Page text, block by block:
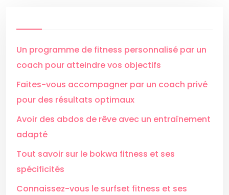
Un programme de fitness personnalisé par un
coach pour atteindre vos objectifs
Faites-vous accompagner par un coach privé
pour des résultats optimaux
Avoir des abdos de rêve avec un entraînement
adapté
Tout savoir sur le bokwa fitness et ses
spécificités
Connaissez-vous le surfset fitness et ses